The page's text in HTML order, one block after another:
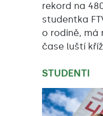
rekord na
studentka
o rodině, má
čase luští
STUDENTI